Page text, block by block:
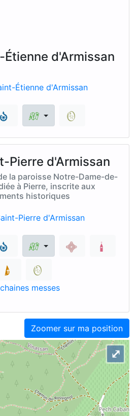
Étienne d'Armissan
Pierre d'Armissan
la paroisse Notre-Dame-de-
à Pierre, inscrite aux
historiques
messes
Zoomer sur ma position
⤢